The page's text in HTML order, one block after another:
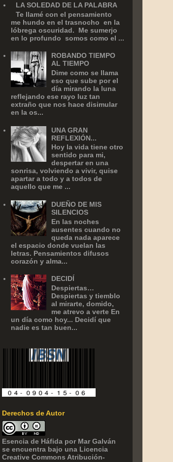
LA SOLEDAD DE LA PALABRA
Te llamé con el pensamiento
me hundo en el trasnocho en la
lóbrega oscuridad. Me sumerjo
en lo profundo somos como el ...
ROBANDO TIEMPO
AL TIEMPO
Dime como se llama
eso que sube por el
día mirando la luna
reflejando ese rayo luz tan
extraño que nos hace disimular
en la os...
UNA GRAN
REFLEXIÓN...
Hoy la vida tiene otro
sentido para mi,
despertar en una
sonrisa, volviendo a vivir, quise
apartar a todo y a todos de
aquello que me ...
DUEÑO DE MIS
SILENCIOS
En las noches
ausentes cuando no
queda nada aparece
el espacio donde vuelan las
letras. Pensamientos difusos
corazón y alma...
DECIDÍ
Despiertas…
Despiertas y tiemblo
al mirarte, domido,
me atrevo a verte En
un día como hoy... Decidí que
nadie es tan buen...
Derechos de Autor
Esencia de Háfida por Mar Galván
se encuentra bajo una Licencia
Creative Commons Atribución-